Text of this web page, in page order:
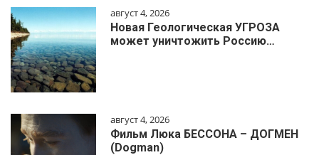
август 4, 2026
Новая Геологическая УГРОЗА
может уничтожить Россию…
август 4, 2026
Фильм Люка БЕССОНА – ДОГМЕН
(Dogman)